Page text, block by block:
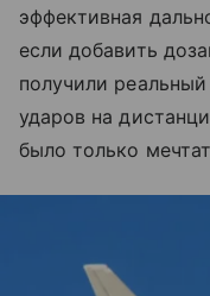
эффективная
если добавить
получили
ударов на
было только